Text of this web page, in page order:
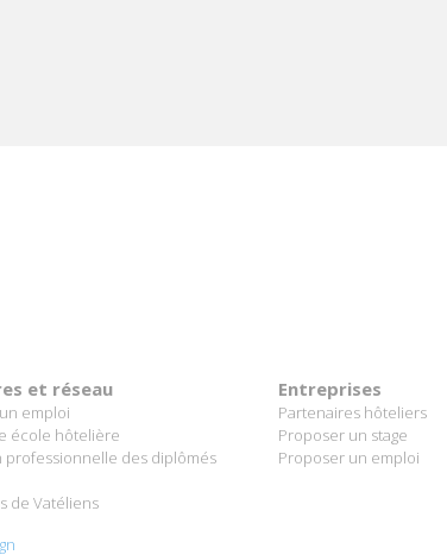
et réseau
emploi
école hôtelière
professionnelle des diplômés
de Vatéliens
Entreprises
Partenaires hôteliers
Proposer un stage
Proposer un emploi